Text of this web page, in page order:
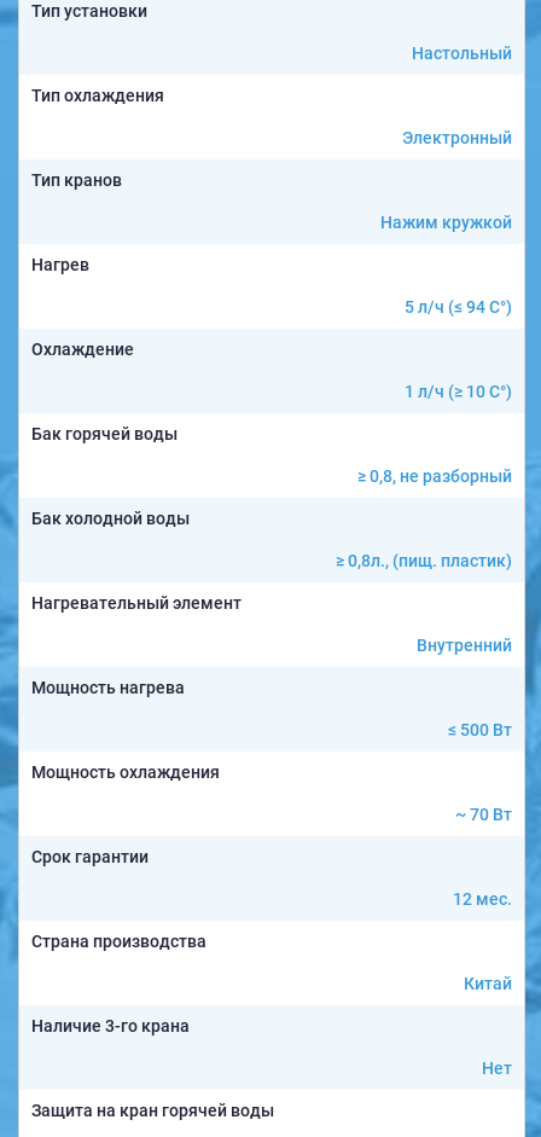
Тип установки
Настольный
Тип охлаждения
Электронный
Тип кранов
Нажим кружкой
Нагрев
5 л/ч (≤ 94 C°)
Охлаждение
1 л/ч (≥ 10 C°)
Бак горячей воды
≥ 0,8, не разборный
Бак холодной воды
≥ 0,8л., (пищ. пластик)
Нагревательный элемент
Внутренний
Мощность нагрева
≤ 500 Вт
Мощность охлаждения
~ 70 Вт
Срок гарантии
12 мес.
Страна производства
Китай
Наличие 3-го крана
Нет
Защита на кран горячей воды